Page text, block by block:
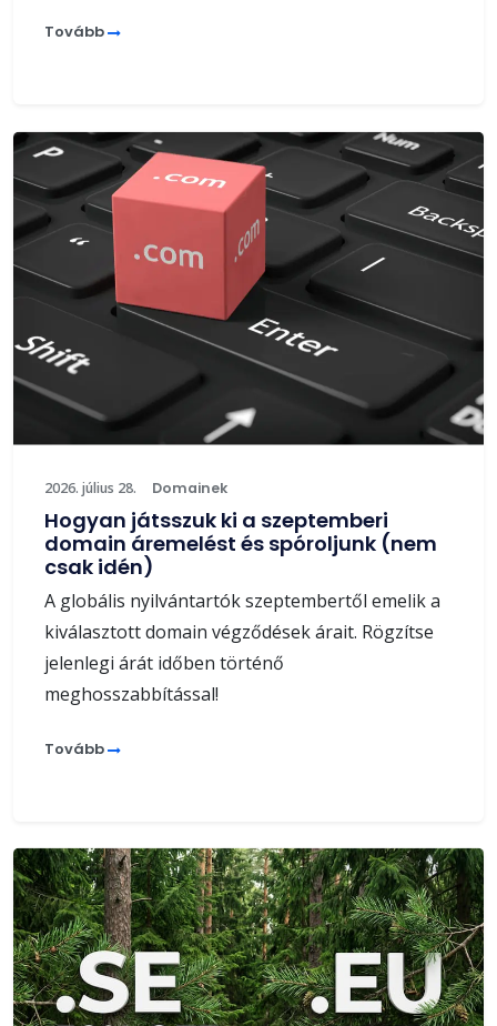
Tovább
2026. július 28. Domainek
Hogyan játsszuk ki a szeptemberi
domain áremelést és spóroljunk (nem
csak idén)
A globális nyilvántartók szeptembertől emelik a
kiválasztott domain végződések árait. Rögzítse
jelenlegi árát időben történő
meghosszabbítással!
Tovább